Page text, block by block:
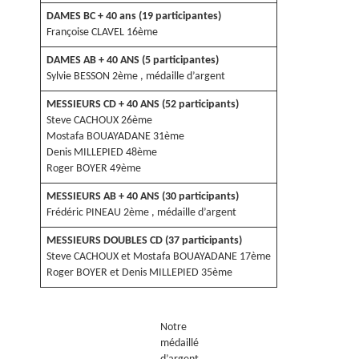
DAMES BC + 40 ans (19 participantes)
Françoise CLAVEL 16ème
DAMES AB + 40 ANS (5 participantes)
Sylvie BESSON 2ème , médaille d’argent
MESSIEURS CD + 40 ANS (52 participants)
Steve CACHOUX 26ème
Mostafa BOUAYADANE 31ème
Denis MILLEPIED 48ème
Roger BOYER 49ème
MESSIEURS AB + 40 ANS (30 participants)
Frédéric PINEAU 2ème , médaille d’argent
MESSIEURS DOUBLES CD (37 participants)
Steve CACHOUX et Mostafa BOUAYADANE 17ème
Roger BOYER et Denis MILLEPIED 35ème
Notre
médaillé